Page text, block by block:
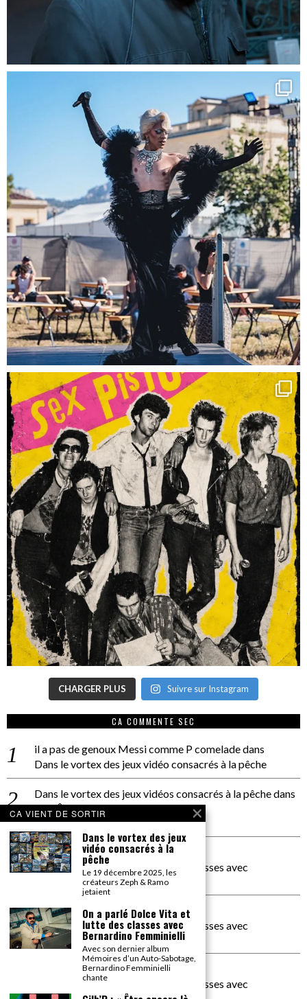
CHARGER PLUS Suivre sur Instagram
CA COMMENTE SEC
il a pas de genoux Messi comme P comeladedans
Dans le vortex des jeux vidéo consacrés à la pêche
Dans le vortex des jeux vidéos consacrés à la pêchedans
PACÔME THIELLEMENT
La séance d’Hip Gnose
La Patrie
dans
On a parlé Dolce Vita et lutte des classes avec
Bernardino Femminielli
carte noire negra à l'o tiededans
On a parlé Dolce Vita et lutte des classes avec
Bernardino Femminielli
moise et son mascarédans
On a parlé Dolce Vita et lutte des classes avec
CA VIENT DE SORTIR
Dans le vortex des jeux
vidéo consacrés à la
pêche
Le 19 décembre 2025, les
créateurs Zeph & Ramo
jetaient
On a parlé Dolce Vita et
lutte des classes avec
Bernardino Femminielli
Avec son dernier album
Mémoires d’un Auto-Sabotage,
Bernardino Femminielli
chante